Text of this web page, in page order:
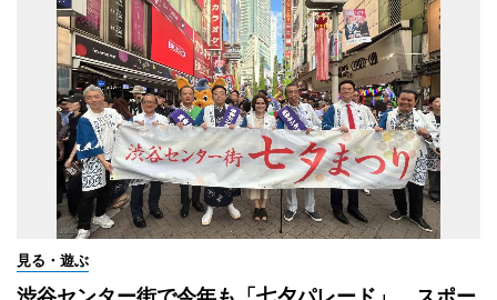
見る・遊ぶ